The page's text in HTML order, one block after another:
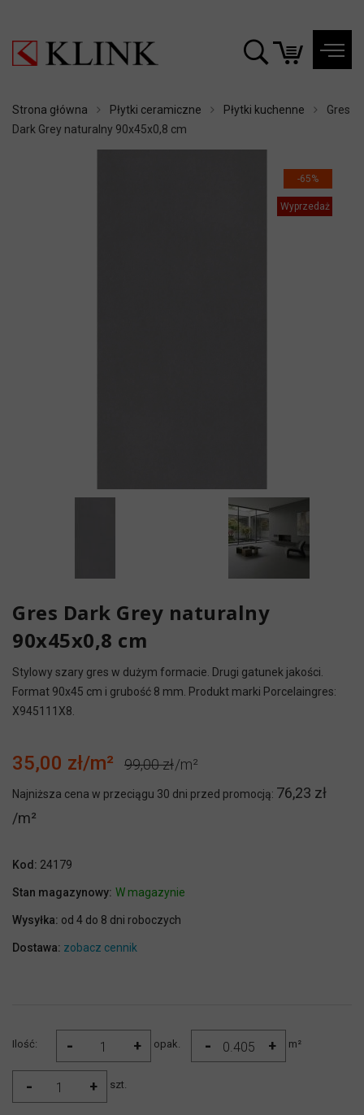
Strona główna Płytki ceramiczne Płytki kuchenne
Gres
Dark Grey naturalny 90x45x0,8 cm
-65%
Wyprzedaż
Gres Dark Grey naturalny
90x45x0,8 cm
Stylowy szary gres w dużym formacie. Drugi gatunek jakości.
Format 90x45 cm i grubość 8 mm. Produkt marki Porcelaingres:
X945111X8.
35,00 zł 99,00 zł
Najniższa cena w przeciągu 30 dni przed promocją: 76,23 zł
Kod: 24179
Stan magazynowy: W magazynie
Wysyłka: od 4 do 8 dni roboczych
Dostawa: zobacz cennik
Ilość: - + opak. - + m²
- + szt.